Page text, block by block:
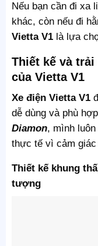
Nếu bạn cần đi xa
khác, còn nếu đi
Vietta V1là lựa
Thiết kế và
của Vietta V1
Xe điện Vietta V1
dễ dùng và phù
Diamon, mình
thực tế vì cảm giác
Thiết kế khung
tượng